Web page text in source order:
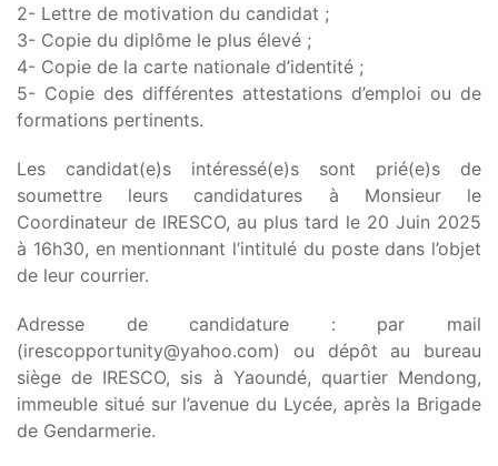
2- Lettre de motivation du candidat ;
3- Copie du diplôme le plus élevé ;
4- Copie de la carte nationale d’identité ;
5- Copie des différentes attestations d’emploi ou de
formations pertinents.
Les candidat(e)s intéressé(e)s sont prié(e)s de
soumettre leurs candidatures à Monsieur le
Coordinateur de IRESCO, au plus tard le 20 Juin 2025
à 16h30, en mentionnant l’intitulé du poste dans l’objet
de leur courrier.
Adresse de candidature : par mail
(irescopportunity@yahoo.com) ou dépôt au bureau
siège de IRESCO, sis à Yaoundé, quartier Mendong,
immeuble situé sur l’avenue du Lycée, après la Brigade
de Gendarmerie.